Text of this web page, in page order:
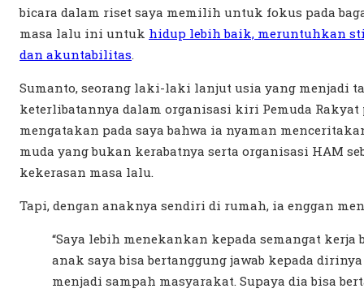
bicara dalam riset saya memilih untuk fokus pada
masa lalu ini untuk hidup lebih baik, meruntuhkan
dan akuntabilitas.
Sumanto, seorang laki-laki lanjut usia yang menjadi
keterlibatannya dalam organisasi kiri Pemuda Rakyat
mengatakan pada saya bahwa ia nyaman
muda yang bukan kerabatnya serta organisasi HAM
kekerasan masa lalu.
Tapi, dengan anaknya sendiri di rumah, ia enggan
“Saya lebih menekankan kepada semangat
anak saya bisa bertanggung jawab kepada
menjadi sampah masyarakat. Supaya dia bisa